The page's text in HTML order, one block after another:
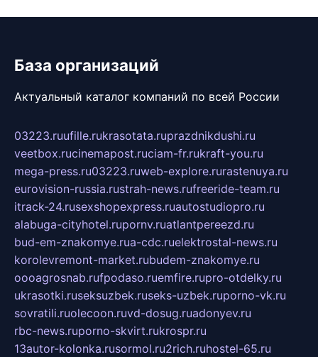
База организаций
Актуальный каталог компаний по всей России
03223.ruufille.rukrasotata.ruprazdnikdushi.ru
veetbox.rucinemapost.ruciam-fr.rukraft-you.ru
mega-press.ru03223.ruweb-explore.rurastenuya.ru
eurovision-russia.rustrah-news.rufreeride-team.ru
itrack-24.rusexshopexpress.ruautostudiopro.ru
alabuga-cityhotel.rupornv.ruatlantpereezd.ru
bud-em-znakomye.rua-cdc.ruelektrostal-news.ru
korolevremont-market.rubudem-znakomye.ru
oooagrosnab.rufpodaso.ruemfire.rupro-otdelky.ru
ukrasotki.ruseksuzbek.ruseks-uzbek.ruporno-vk.ru
sovratili.ruolecoon.ruvd-dosug.ruadonyev.ru
rbc-news.ruporno-skvirt.rukrospr.ru
13autor-kolonka.rusormol.ru2rich.ruhostel-65.ru